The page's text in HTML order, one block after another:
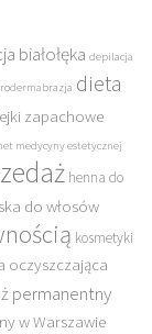
białołęka depilacja
dieta
zapachowe
medycyny estetycznej
henna do
do włosów
kosmetyki
oczyszczająca
permanentny
w Warszawie